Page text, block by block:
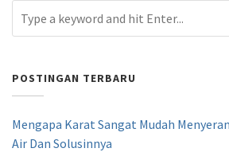
POSTINGAN TERBARU
Mengapa Karat Sangat Mudah
Air Dan Solusinnya